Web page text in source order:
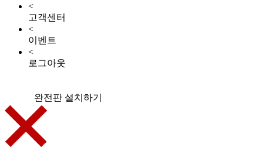
<
고객센터
<
이벤트
<
로그아웃
완전판 설치하기